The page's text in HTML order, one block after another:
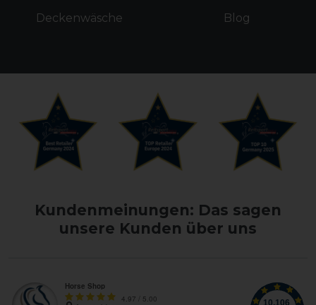
Deckenwäsche Blog
Kundenmeinungen: Das sagen
unsere Kunden über uns